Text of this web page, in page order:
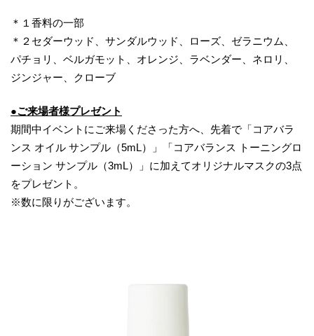
＊１香料の一部
＊２セダーウッド、サンダルウッド、ローズ、ゼラニウム、
パチョリ、ベルガモット、オレンジ、ラベンダー、ネロリ、
ジンジャー、クローブ
●ご来場者様プレゼント
期間中イベントにご来場くださった方へ、先着で「コアバラ
ンス オイル サンプル（5mL）」「コアバランス トーニングロ
ーション サンプル（3mL）」に加えてオリジナルマスクの3点
をプレゼント。
※数に限りがございます。